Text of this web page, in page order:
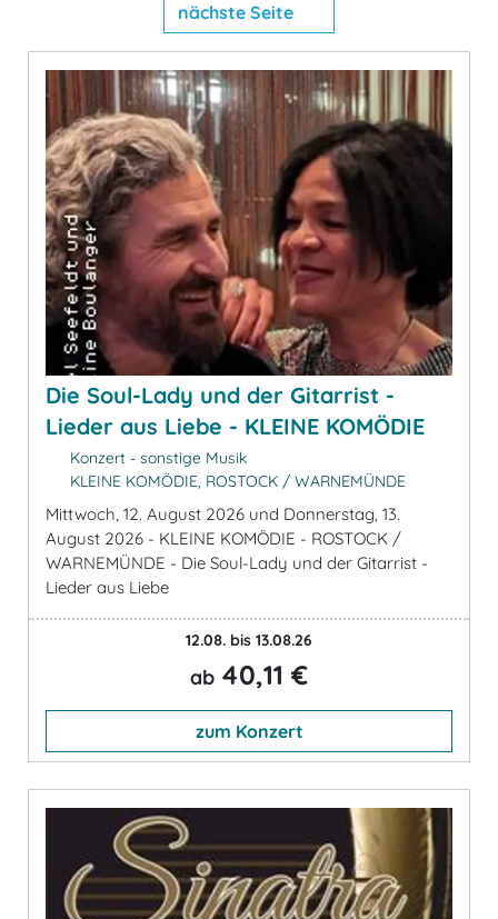
nächste Seite
Die Soul-Lady und der Gitarrist -
Lieder aus Liebe - KLEINE KOMÖDIE
Konzert - sonstige Musik
KLEINE KOMÖDIE, ROSTOCK / WARNEMÜNDE
Mittwoch, 12. August 2026 und Donnerstag, 13.
August 2026 - KLEINE KOMÖDIE - ROSTOCK /
WARNEMÜNDE - Die Soul-Lady und der Gitarrist -
Lieder aus Liebe
12.08. bis 13.08.26
ab 40,11 €
zum Konzert